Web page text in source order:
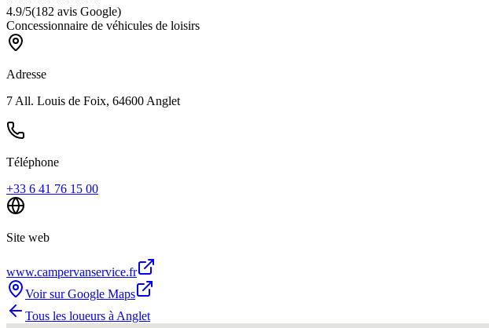
4.9/5(182 avis Google)
Concessionnaire de véhicules de loisirs
Adresse
7 All. Louis de Foix, 64600 Anglet
Téléphone
+33 6 41 76 15 00
Site web
www.campervanservice.fr
Voir sur Google Maps
Tous les loueurs à Anglet